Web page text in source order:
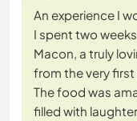
An experience I
I spent two
Macon, a truly
from the very
The food was
filled with